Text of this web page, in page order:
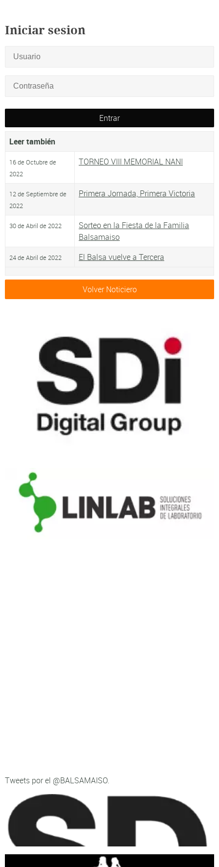
Iniciar sesion
Leer también
16 de Octubre de
2022
TORNEO VIII MEMORIAL NANI
12 de Septiembre de
2022
Primera Jornada, Primera Victoria
30 de Abril de 2022
Sorteo en la Fiesta de la Familia
Balsamaiso
24 de Abril de 2022 El Balsa vuelve a Tercera
Volver Noticiero
Tweets por el @BALSAMAISO.